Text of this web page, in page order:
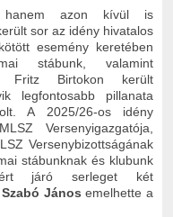
azon kívül is
sor az idény hivatalos
esemény keretében
stábunk, valamint
Fritz Birtokon került
legfontosabb pillanata
A 2025/26-os idény
Versenyigazgatója,
Versenybizottságának
stábunknak és klubunk
járó serleget két
Szabó János emelhette a